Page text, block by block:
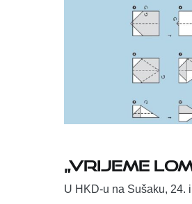
„Vrijeme
U HKD-u na Sušaku, 24.